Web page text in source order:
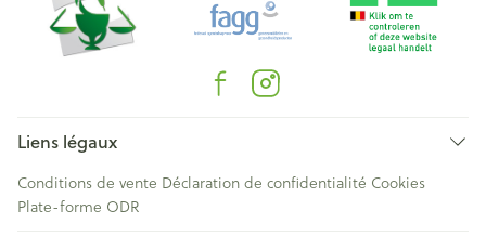
Liens légaux
Conditions de vente Déclaration de confidentialité Cookies
Plate-forme ODR